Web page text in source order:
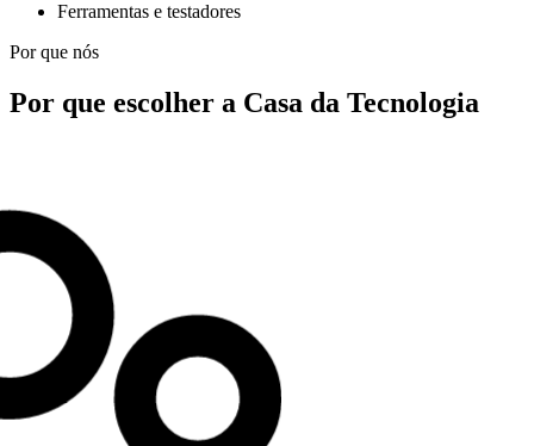
Ferramentas e testadores
Por que nós
Por que escolher a Casa da Tecnologia